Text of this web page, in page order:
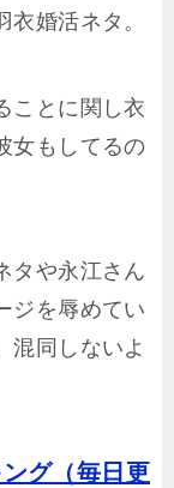
婚活ネタ。
ことに関し衣
女もしてるの
タや永江さん
ジを辱めてい
混同しないよ
グ（毎日更